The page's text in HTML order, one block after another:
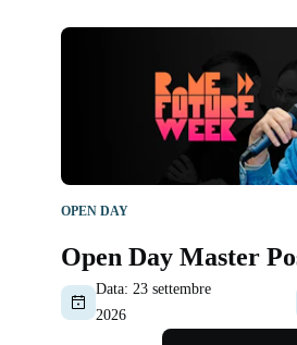
OPEN DAY
Open Day Master
Data: 23 settembre
2026